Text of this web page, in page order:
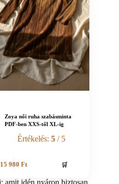
Zoya női ruha szabásminta
PDF-ben XXS-től XL-ig
Értékelés:5 / 5
15 980 Ft
🛒
amit idén nyáron biztosan